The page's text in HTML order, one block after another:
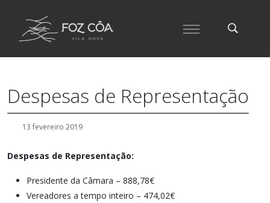
Despesas de Representação
13 fevereiro 2019
Despesas de Representação:
Presidente da Câmara – 888,78€
Vereadores a tempo inteiro – 474,02€